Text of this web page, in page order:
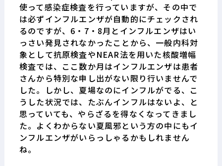
使って感染症検査を行っていますが、その中で
は必ずインフルエンザが自動的にチェックされ
るのですが、 6 ・ 7 ・ 8月とインフルエンザはい
っさい発見されなかったことから、一般内科対
象として抗原検査やNEAR法を用いた核酸増幅
検査では、ここ数か月はインフルエンザは患者
さんから特別な申し出がない限り行いませんで
した。しかし、夏場なのにインフルがでる、こ
うした状況では、たぶんインフルはないよ、と
思っていても、やらざるを得なくなってきまし
た。よくわからない夏風邪という方の中にもイ
ンフルエンザがいらっしゃるかもしれません
ね。